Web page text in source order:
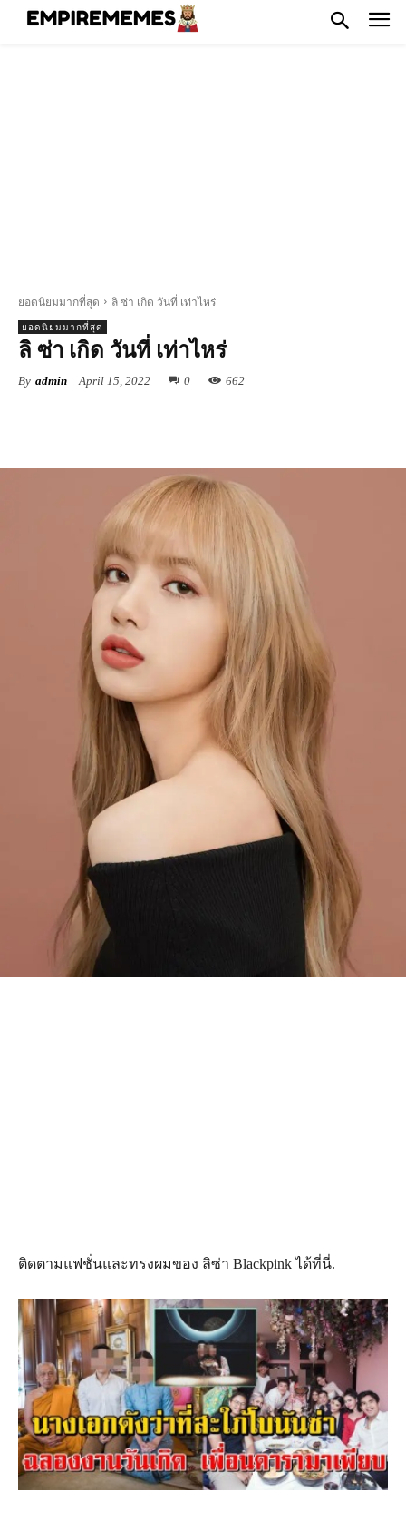
ยอดนิยมมากที่สุด ลิ ซ่า เกิด วันที่ เท่าไหร่
ยอดนิยมมากที่สุด
ลิ ซ่า เกิด วันที่ เท่าไหร่
By admin April 15, 2022 0 662
ติดตามแฟชั่นและทรงผมของ ลิซ่า Blackpink ได้ที่นี่.